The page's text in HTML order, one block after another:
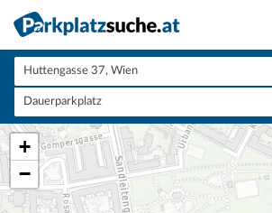
Suchen
Vermieten
Anmelden
+
−